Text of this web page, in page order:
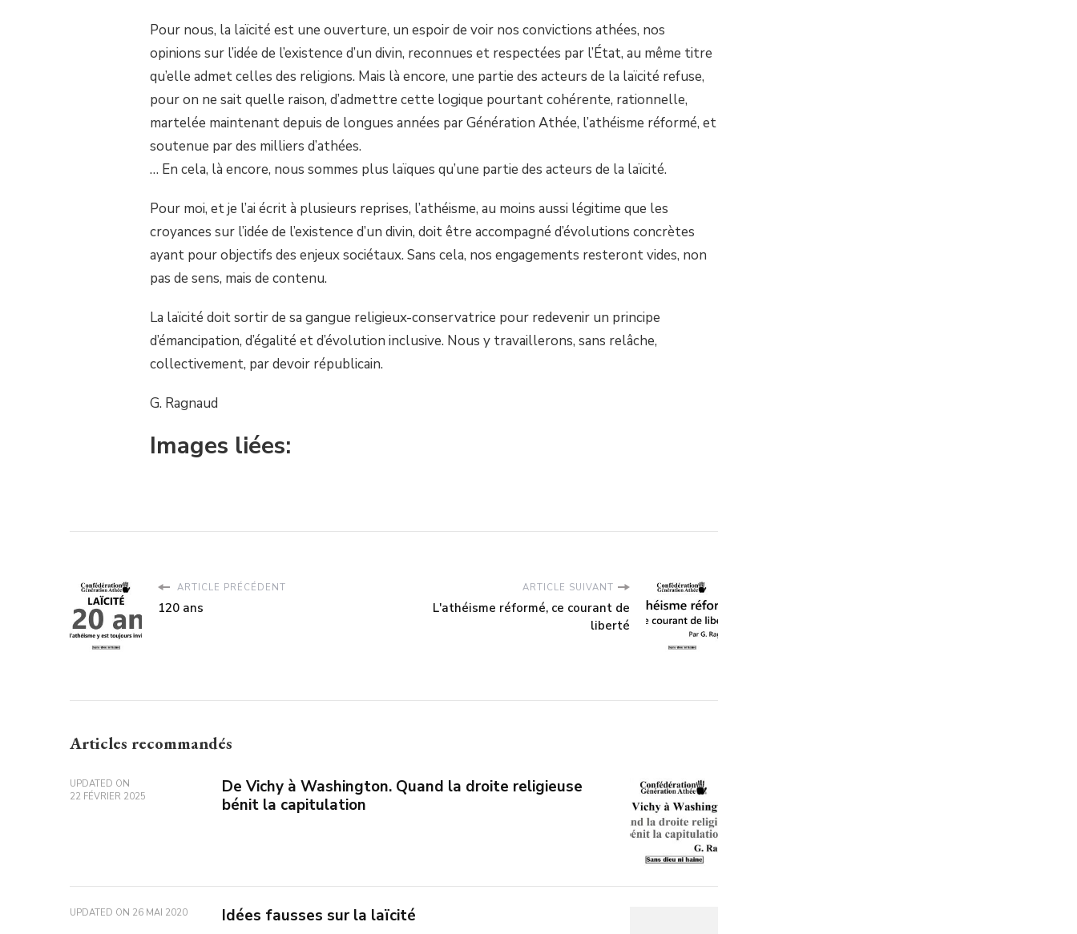
Pour nous, la laïcité est une ouverture, un espoir de voir nos convictions athées, nos
opinions sur l’idée de l’existence d’un divin, reconnues et respectées par l’État, au même titre
qu’elle admet celles des religions. Mais là encore, une partie des acteurs de la laïcité refuse,
pour on ne sait quelle raison, d’admettre cette logique pourtant cohérente, rationnelle,
martelée maintenant depuis de longues années par Génération Athée, l’athéisme réformé, et
soutenue par des milliers d’athées.
… En cela, là encore, nous sommes plus laïques qu’une partie des acteurs de la laïcité.
Pour moi, et je l’ai écrit à plusieurs reprises, l’athéisme, au moins aussi légitime que les
croyances sur l’idée de l’existence d’un divin, doit être accompagné d’évolutions concrètes
ayant pour objectifs des enjeux sociétaux. Sans cela, nos engagements resteront vides, non
pas de sens, mais de contenu.
La laïcité doit sortir de sa gangue religieux-conservatrice pour redevenir un principe
d’émancipation, d’égalité et d’évolution inclusive. Nous y travaillerons, sans relâche,
collectivement, par devoir républicain.
G. Ragnaud
Images liées:
ARTICLE PRÉCÉDENT
120 ans
ARTICLE SUIVANT
L'athéisme réformé, ce courant de
liberté
Articles recommandés
UPDATED ON
22 FÉVRIER 2025
De Vichy à Washington. Quand la droite religieuse
bénit la capitulation
UPDATED ON 26 MAI 2020 Idées fausses sur la laïcité